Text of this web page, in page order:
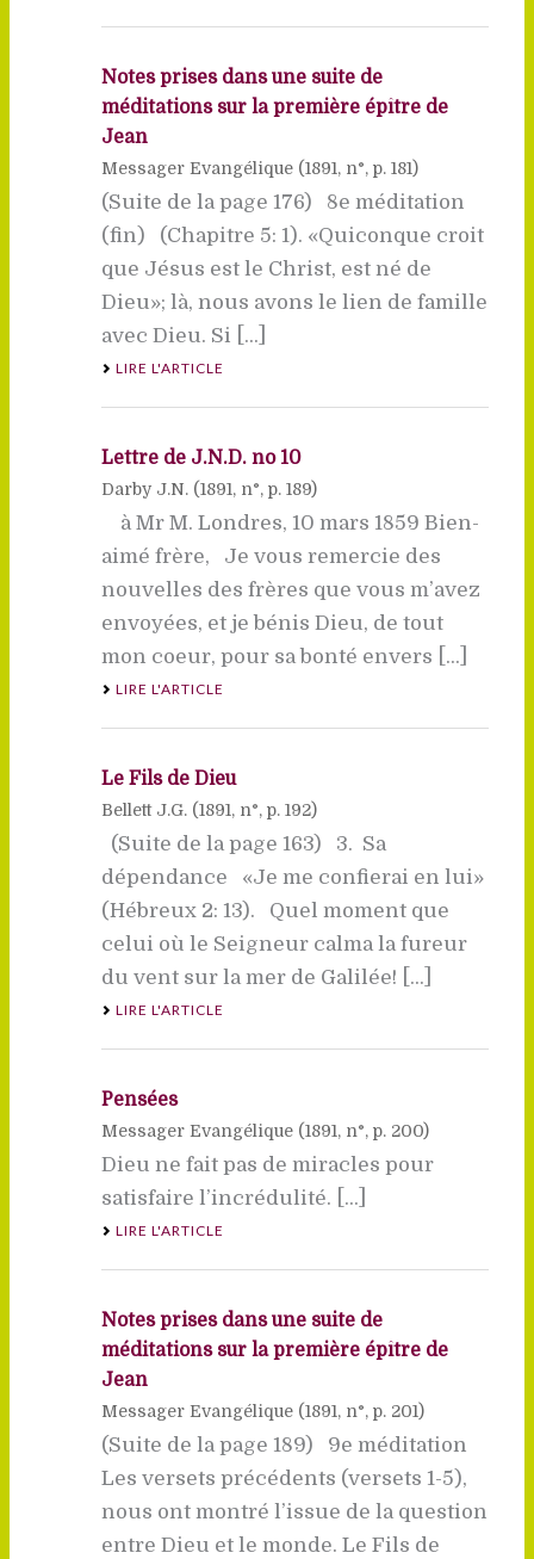
Notes prises dans une suite de
méditations sur la première épître de
Jean
Messager Evangélique (1891, n°, p. 181)
(Suite de la page 176) 8e méditation
(fin) (Chapitre 5: 1). «Quiconque croit
que Jésus est le Christ, est né de
Dieu»; là, nous avons le lien de famille
avec Dieu. Si [...]
LIRE L'ARTICLE
Lettre de J.N.D. no 10
Darby J.N. (1891, n°, p. 189)
à Mr M. Londres, 10 mars 1859 Bien-
aimé frère, Je vous remercie des
nouvelles des frères que vous m’avez
envoyées, et je bénis Dieu, de tout
mon coeur, pour sa bonté envers [...]
LIRE L'ARTICLE
Le Fils de Dieu
Bellett J.G. (1891, n°, p. 192)
(Suite de la page 163) 3. Sa
dépendance «Je me confierai en lui»
(Hébreux 2: 13). Quel moment que
celui où le Seigneur calma la fureur
du vent sur la mer de Galilée! [...]
LIRE L'ARTICLE
Pensées
Messager Evangélique (1891, n°, p. 200)
Dieu ne fait pas de miracles pour
satisfaire l’incrédulité. [...]
LIRE L'ARTICLE
Notes prises dans une suite de
méditations sur la première épître de
Jean
Messager Evangélique (1891, n°, p. 201)
(Suite de la page 189) 9e méditation
Les versets précédents (versets 1-5),
nous ont montré l’issue de la question
entre Dieu et le monde. Le Fils de